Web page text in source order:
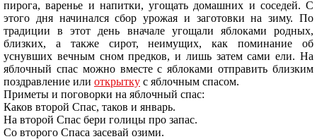
пирога, варенье и напитки, угощать домашних и соседей. С
этого дня начинался сбор урожая и заготовки на зиму. По
традиции в этот день вначале угощали яблоками родных,
близких, а также сирот, неимущих, как поминание об
уснувших вечным сном предков, и лишь затем сами ели. На
яблочный спас можно вместе с яблоками отправить близким
поздравление или открытку с яблочным спасом.
Приметы и поговорки на яблочный спас:
Каков второй Спас, таков и январь.
На второй Спас бери голицы про запас.
Со второго Спаса засевай озими.